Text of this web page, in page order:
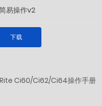
易操作v2
下载
Ci60/Ci62/Ci64操作手册